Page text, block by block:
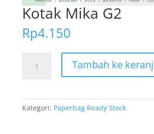
Kotak Mika G2
Rp4.150
Kotak
Tambah ke
Kategori: Paperbag Ready Stock